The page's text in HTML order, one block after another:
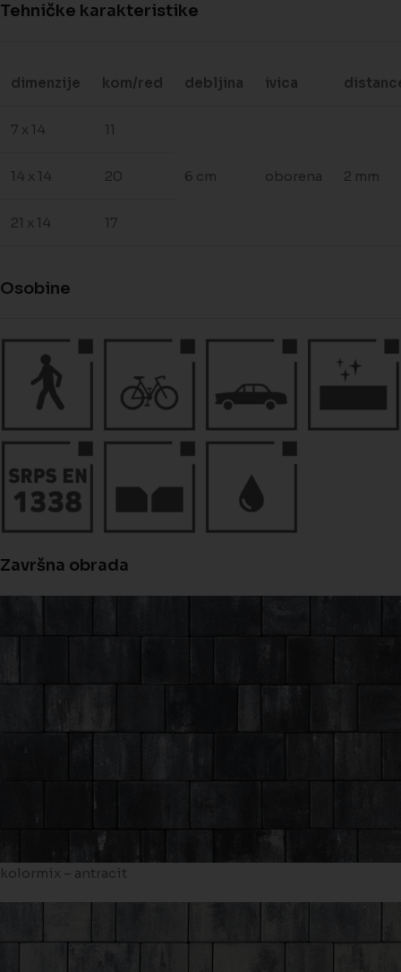
Tehničke karakteristike
dimenzije kom/red debljina ivica
7 x 14 11
6 cm oborena 2 mm
14 x 14 20
21 x 14 17
Osobine
Završna obrada
kolormix – antracit